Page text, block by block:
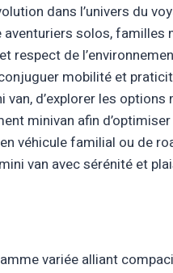
dans l’univers du
solos, familles
de
mobilité et
d’explorer les options
minivan afin
véhicule familial ou de
van avec sérénité et
variée alliant